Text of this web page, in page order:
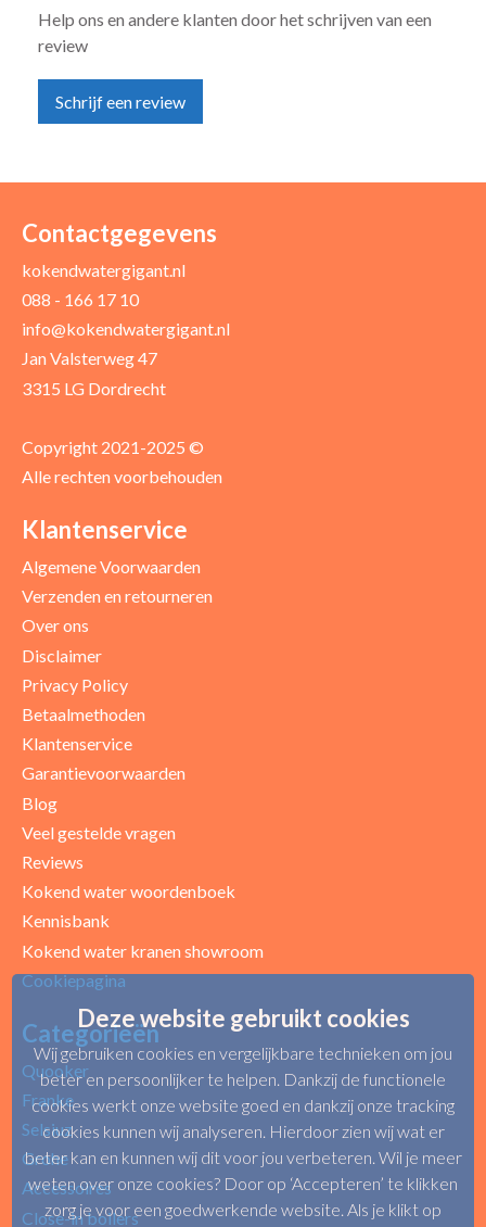
Help ons en andere klanten door het schrijven van een
review
Schrijf een review
Uw naam *
Uw recensie *
Uw beoordeling
Contactgegevens
kokendwatergigant.nl
088 - 166 17 10
info@kokendwatergigant.nl
Jan Valsterweg 47
3315 LG Dordrecht
Copyright 2021-2025 ©
Alle rechten voorbehouden
Klantenservice
Algemene Voorwaarden
Verzenden en retourneren
Over ons
Disclaimer
Privacy Policy
Betaalmethoden
Klantenservice
Garantievoorwaarden
Blog
Veel gestelde vragen
Reviews
Kokend water woordenboek
Kennisbank
Kokend water kranen showroom
Cookiepagina
Categorieën
Quooker
Franke
Selsiuz
Grohe
Accessoires
Close-in boilers
Deze website gebruikt cookies
Wij gebruiken cookies en vergelijkbare technieken om jou
beter en persoonlijker te helpen. Dankzij de functionele
cookies werkt onze website goed en dankzij onze tracking
cookies kunnen wij analyseren. Hierdoor zien wij wat er
beter kan en kunnen wij dit voor jou verbeteren. Wil je meer
weten over onze cookies? Door op ‘Accepteren’ te klikken
zorg je voor een goedwerkende website. Als je klikt op